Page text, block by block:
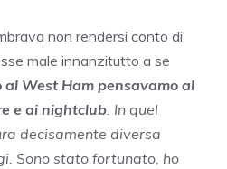
non rendersi conto di
male innanzitutto a se
al West Ham pensavamo al
e ai nightclub . In quel
decisamente diversa
Sono stato fortunato, ho